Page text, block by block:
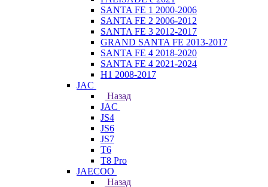
SANTA FE 1 2000-2006
SANTA FE 2 2006-2012
SANTA FE 3 2012-2017
GRAND SANTA FE 2013-2017
SANTA FE 4 2018-2020
SANTA FE 4 2021-2024
H1 2008-2017
JAC
Назад
JAC
JS4
JS6
JS7
T6
T8 Pro
JAECOO
Назад